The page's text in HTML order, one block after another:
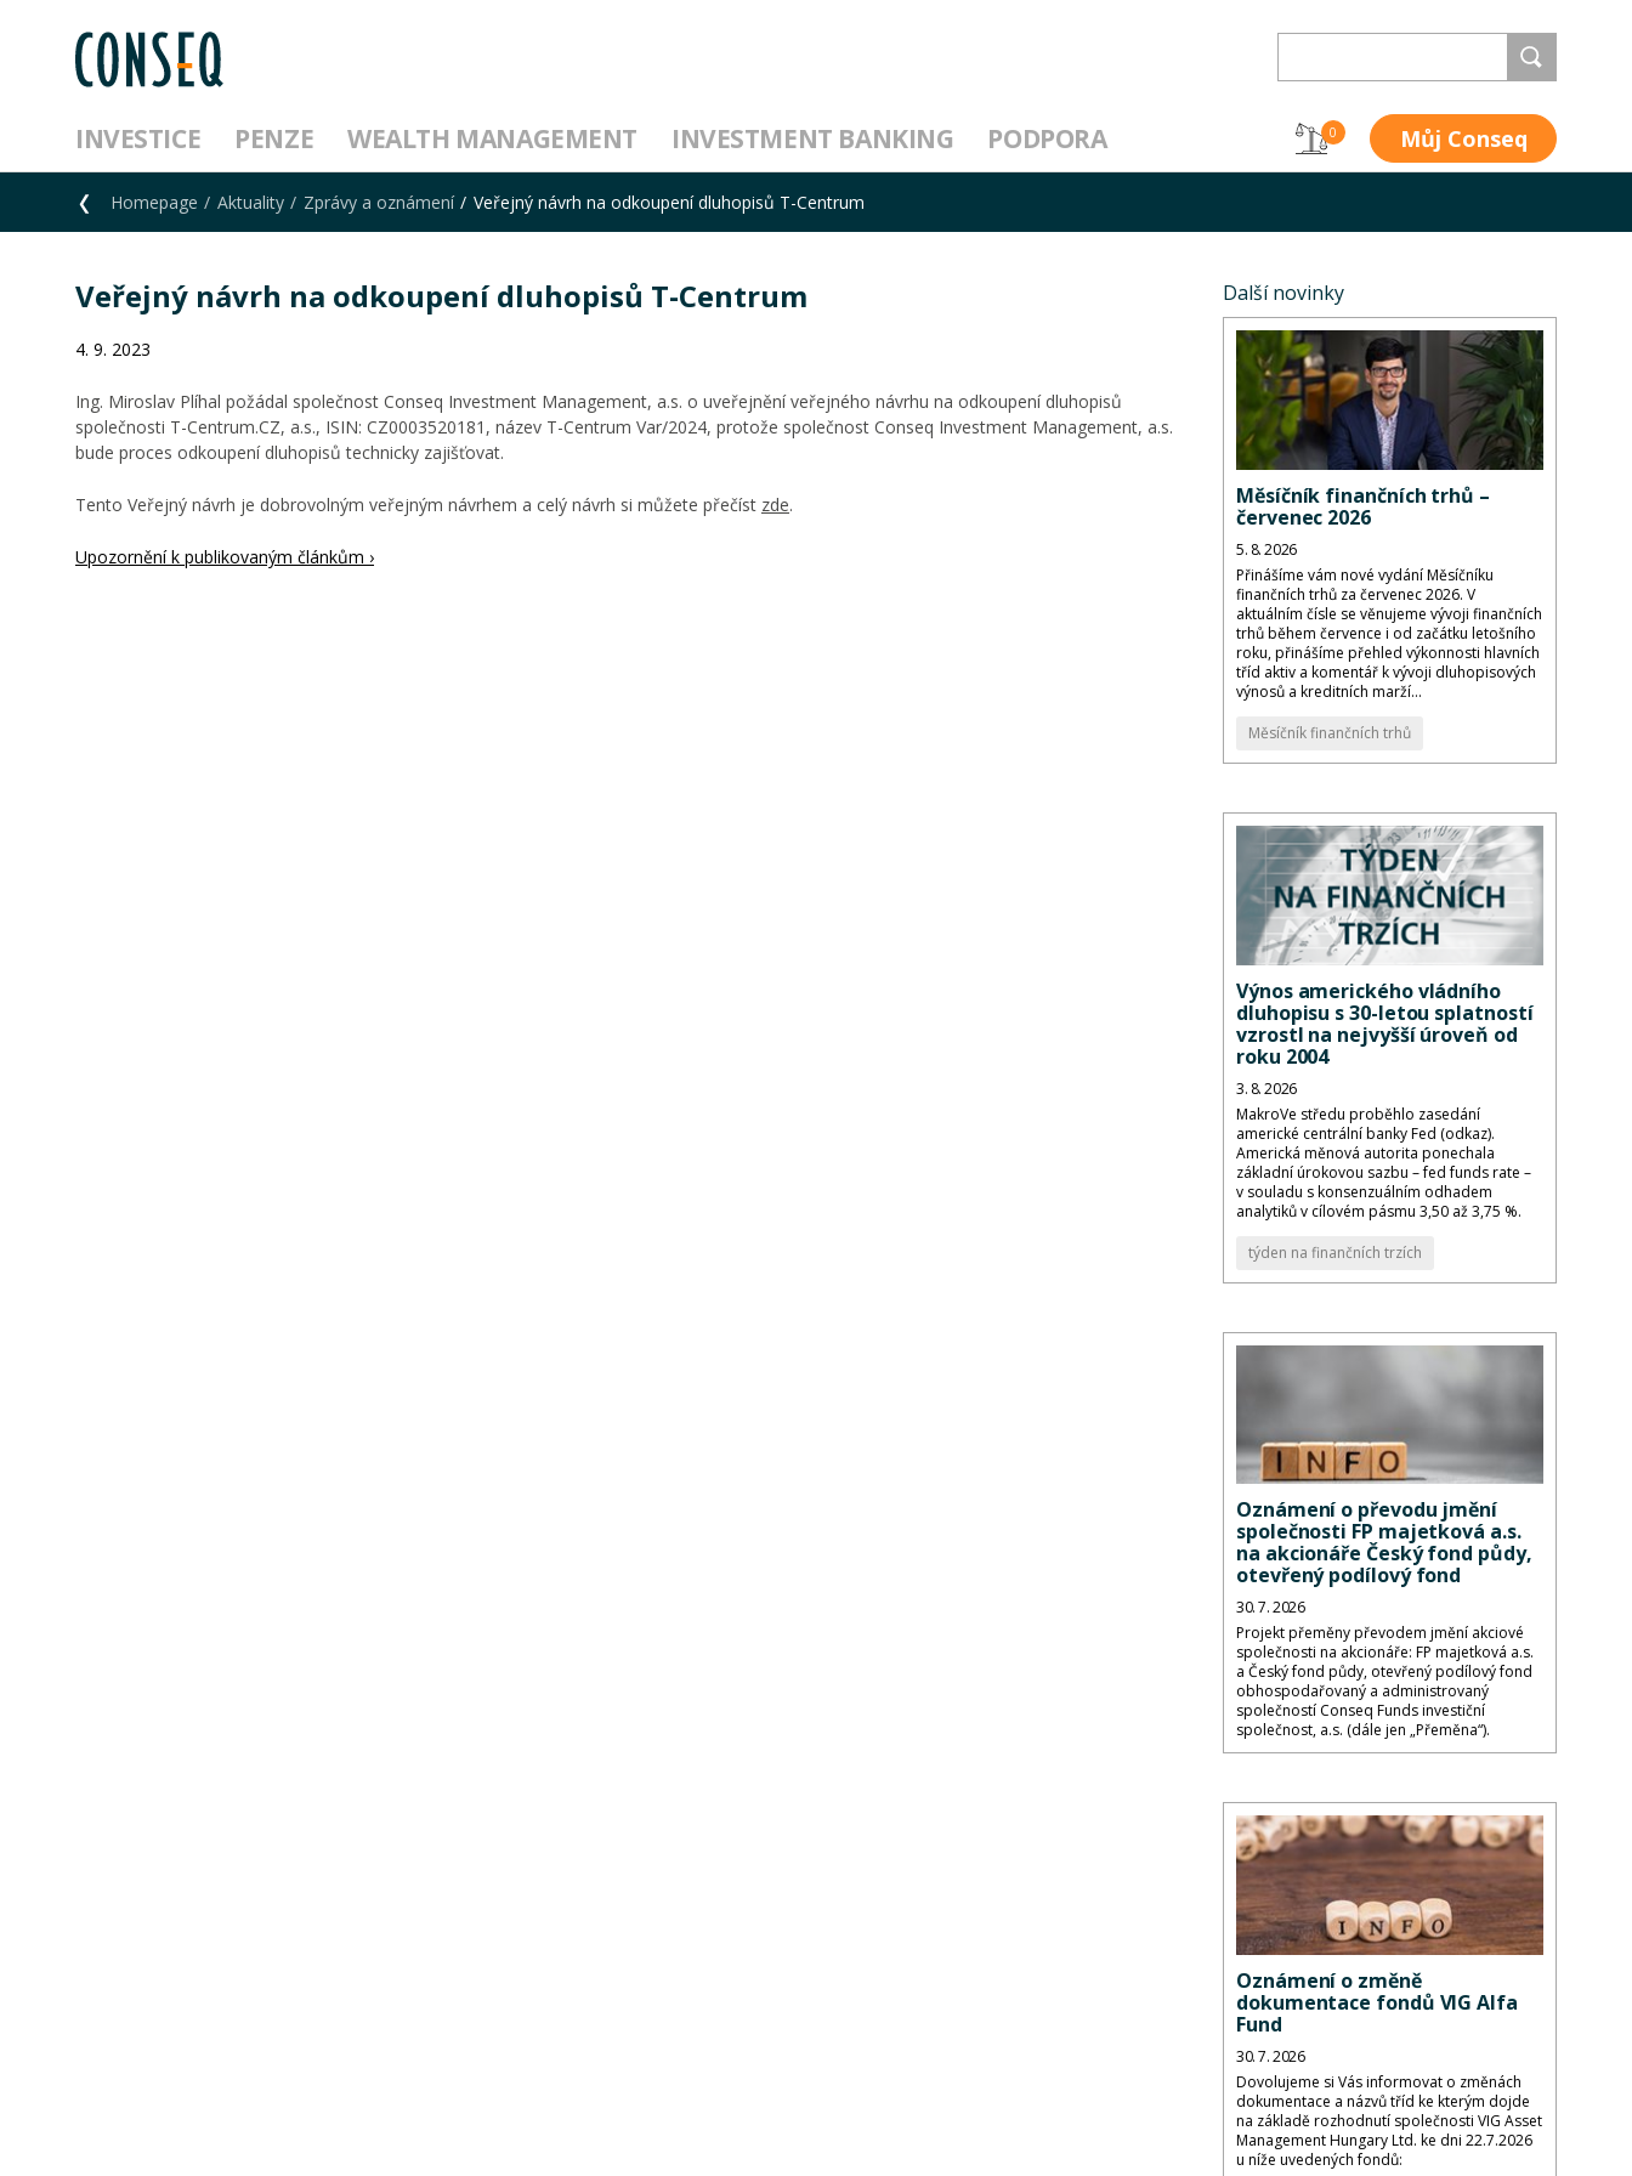
INVESTICE PENZE WEALTH MANAGEMENT INVESTMENT BANKING PODPORA 0 Můj Conseq
Homepage Aktuality Zprávy a oznámení Veřejný návrh na odkoupení dluhopisů T-Centrum
Veřejný návrh na odkoupení dluhopisů T-Centrum
4. 9. 2023
Ing. Miroslav Plíhal požádal společnost Conseq Investment Management, a.s. o uveřejnění veřejného návrhu na odkoupení dluhopisů
společnosti T-Centrum.CZ, a.s., ISIN: CZ0003520181, název T-Centrum Var/2024, protože společnost Conseq Investment Management, a.s.
bude proces odkoupení dluhopisů technicky zajišťovat.
Tento Veřejný návrh je dobrovolným veřejným návrhem a celý návrh si můžete přečíst zde.
Upozornění k publikovaným článkům ›
Další novinky
Měsíčník finančních trhů –
červenec 2026
5. 8. 2026
Přinášíme vám nové vydání Měsíčníku
finančních trhů za červenec 2026. V
aktuálním čísle se věnujeme vývoji finančních
trhů během července i od začátku letošního
roku, přinášíme přehled výkonnosti hlavních
tříd aktiv a komentář k vývoji dluhopisových
výnosů a kreditních marží...
Měsíčník finančních trhů
Výnos amerického vládního
dluhopisu s 30-letou splatností
vzrostl na nejvyšší úroveň od
roku 2004
3. 8. 2026
MakroVe středu proběhlo zasedání
americké centrální banky Fed (odkaz).
Americká měnová autorita ponechala
základní úrokovou sazbu – fed funds rate –
v souladu s konsenzuálním odhadem
analytiků v cílovém pásmu 3,50 až 3,75 %.
týden na finančních trzích
Oznámení o převodu jmění
společnosti FP majetková a.s.
na akcionáře Český fond půdy,
otevřený podílový fond
30. 7. 2026
Projekt přeměny převodem jmění akciové
společnosti na akcionáře: FP majetková a.s.
a Český fond půdy, otevřený podílový fond
obhospodařovaný a administrovaný
společností Conseq Funds investiční
společnost, a.s. (dále jen „Přeměna“).
Oznámení o změně
dokumentace fondů VIG Alfa
Fund
30. 7. 2026
Dovolujeme si Vás informovat o změnách
dokumentace a názvů tříd ke kterým dojde
na základě rozhodnutí společnosti VIG Asset
Management Hungary Ltd. ke dni 22.7.2026
u níže uvedených fondů: